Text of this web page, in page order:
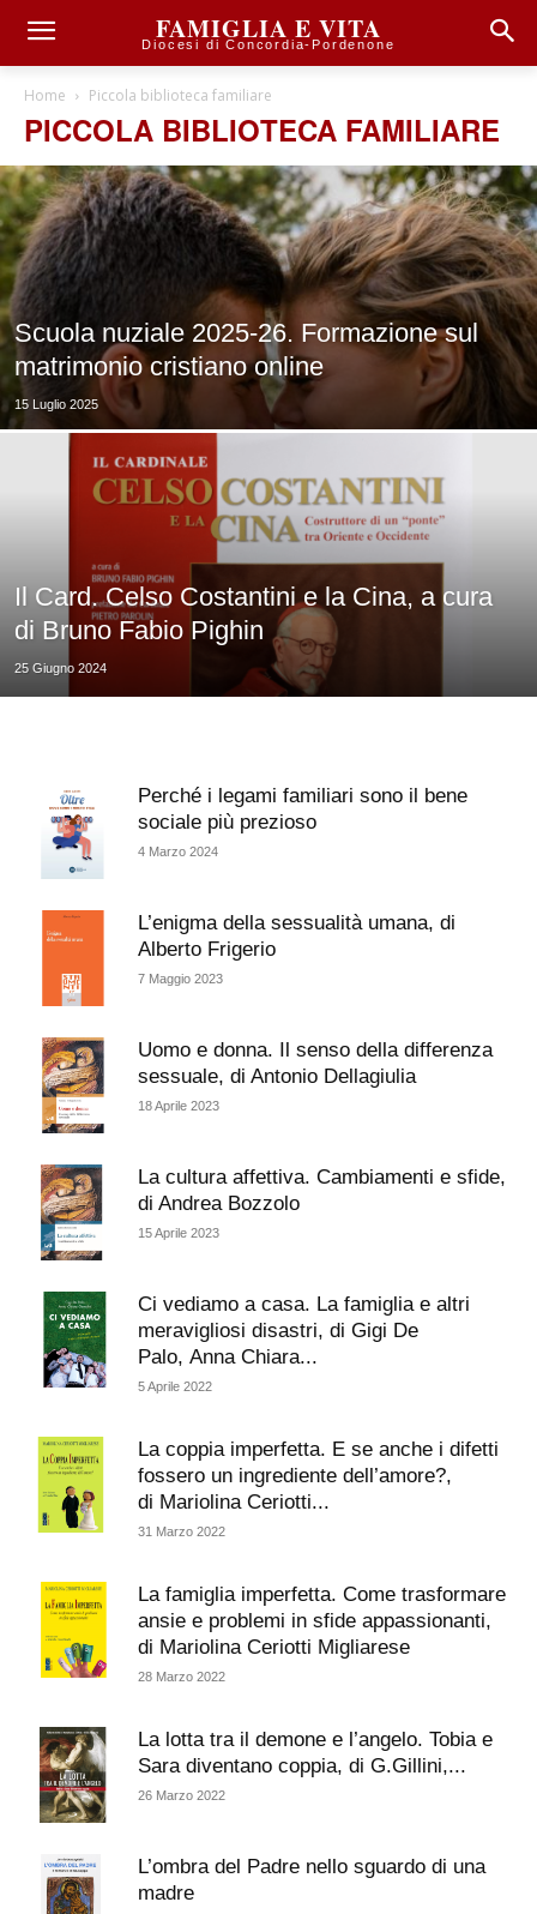
FAMIGLIA E VITA
Diocesi di Concordia-Pordenone
Home Piccola biblioteca familiare
PICCOLA BIBLIOTECA FAMILIARE
Scuola nuziale 2025-26. Formazione sul
matrimonio cristiano online
15 Luglio 2025
Il Card. Celso Costantini e la Cina, a cura
di Bruno Fabio Pighin
25 Giugno 2024
Perché i legami familiari sono il bene
sociale più prezioso
4 Marzo 2024
L’enigma della sessualità umana, di
Alberto Frigerio
7 Maggio 2023
Uomo e donna. Il senso della differenza
sessuale, di Antonio Dellagiulia
18 Aprile 2023
La cultura affettiva. Cambiamenti e sfide,
di Andrea Bozzolo
15 Aprile 2023
Ci vediamo a casa. La famiglia e altri
meravigliosi disastri, di Gigi De
Palo, Anna Chiara...
5 Aprile 2022
La coppia imperfetta. E se anche i difetti
fossero un ingrediente dell’amore?,
di Mariolina Ceriotti...
31 Marzo 2022
La famiglia imperfetta. Come trasformare
ansie e problemi in sfide appassionanti,
di Mariolina Ceriotti Migliarese
28 Marzo 2022
La lotta tra il demone e l’angelo. Tobia e
Sara diventano coppia, di G.Gillini,...
26 Marzo 2022
L’ombra del Padre nello sguardo di una
madre